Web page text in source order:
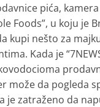
pića,
Foods”, u koju je
kupi nešto za
Kada je
može da pogleda
je zatraženo da